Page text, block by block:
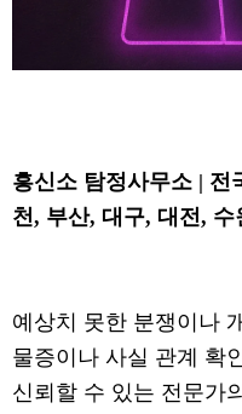
흥신소 탐정사무소 | 전
천, 부산, 대구, 대전,
예상치 못한 분쟁이나
물증이나 사실 관계 확
신뢰할 수 있는 전문가